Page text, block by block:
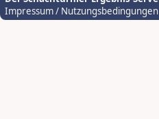
Impressum / Nutzungsbedingungen